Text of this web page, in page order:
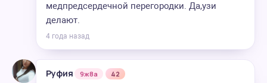
медпредсердечной перегородки. Да,узи
делают.
4 года назад
Руфия 9ж8а 42